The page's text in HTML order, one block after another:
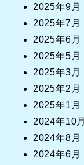
2025年9月
2025年7月
2025年6月
2025年5月
2025年3月
2025年2月
2025年1月
2024年10月
2024年8月
2024年6月